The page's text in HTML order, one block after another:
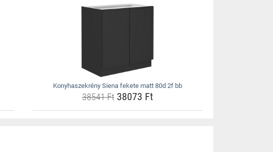
Konyhaszekrény Siena fekete matt 80d 2f bb
38541 Ft38073 Ft